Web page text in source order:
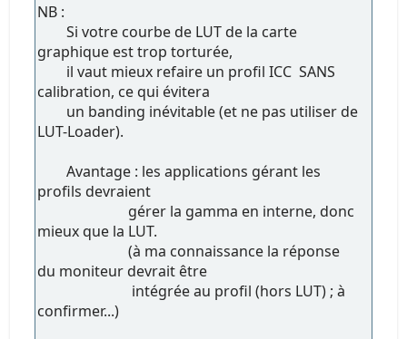
NB :
Si votre courbe de LUT de la carte
graphique est trop torturée,
il vaut mieux refaire un profil ICC SANS
calibration, ce qui évitera
un banding inévitable (et ne pas utiliser de
LUT-Loader).
Avantage : les applications gérant les
profils devraient
gérer la gamma en interne, donc
mieux que la LUT.
(à ma connaissance la réponse
du moniteur devrait être
intégrée au profil (hors LUT) ; à
confirmer...)